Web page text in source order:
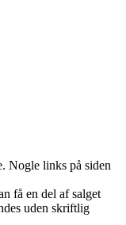
Nogle links på siden
få en del af salget
uden skriftlig